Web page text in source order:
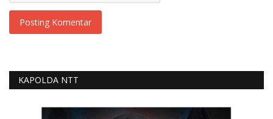
Posting Komentar
KAPOLDA NTT